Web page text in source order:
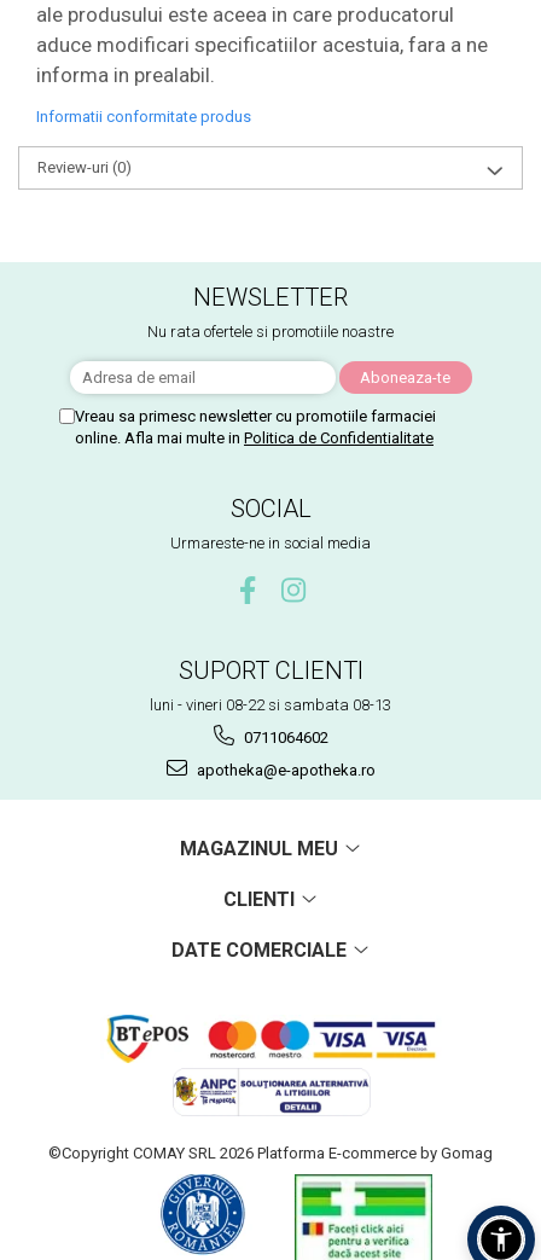
ale produsului este aceea in care producatorul
aduce modificari specificatiilor acestuia, fara a ne
informa in prealabil.
Informatii conformitate produs
Review-uri (0)
NEWSLETTER
Nu rata ofertele si promotiile noastre
Vreau sa primesc newsletter cu promotiile farmaciei
online. Afla mai multe in Politica de Confidentialitate
SOCIAL
Urmareste-ne in social media
SUPORT CLIENTI
luni - vineri 08-22 si sambata 08-13
0711064602
apotheka@e-apotheka.ro
MAGAZINUL MEU
CLIENTI
DATE COMERCIALE
©Copyright COMAY SRL 2026 Platforma E-commerce by Gomag